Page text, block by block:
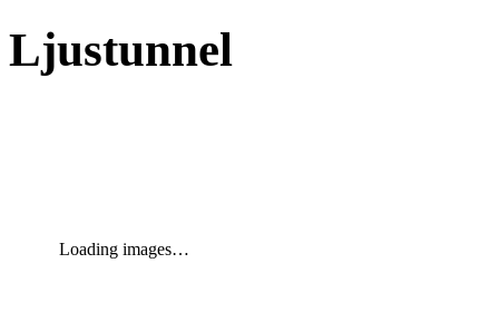
Ljustunnel
Loading images…